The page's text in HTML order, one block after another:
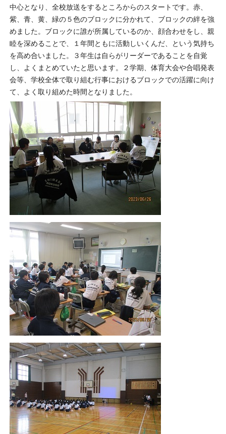
中心となり、全校放送をするところからのスタートです。赤、
紫、青、黄、緑の５色のブロックに分かれて、ブロックの絆を強
めました。ブロックに誰が所属しているのか、顔合わせをし、親
睦を深めることで、１年間ともに活動しいくんだ、という気持ち
を高め合いました。３年生は自らがリーダーであることを自覚
し、よくまとめていたと思います。２学期、体育大会や合唱発表
会等、学校全体で取り組む行事におけるブロックでの活躍に向け
て、よく取り組めた時間となりました。